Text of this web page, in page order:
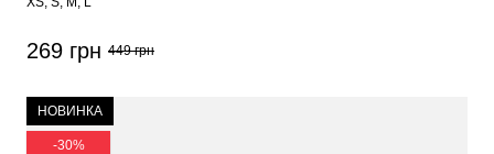
269 грн 449 грн
НОВИНКА
-30%